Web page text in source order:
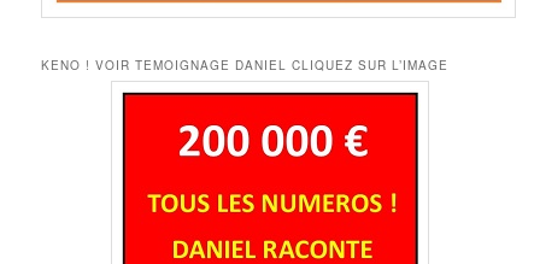
KENO ! VOIR TEMOIGNAGE DANIEL CLIQUEZ SUR L’IMAGE